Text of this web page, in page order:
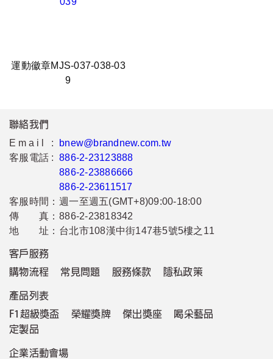
運動徽章MJS-037-038-03
9
聯絡我們
Email :
bnew@brandnew.com.tw
客服電話 : 886-2-23123888
886-2-23886666
886-2-23611517
客服時間： 週一至週五(GMT+8)09:00-18:00
傳 真： 886-2-23818342
地 址： 台北市108漢中街147巷5號5樓之11
客戶服務
購物流程
常見問題 服務條款 隱私政策
產品列表
F1超級獎盃
榮耀獎牌 傑出獎座
喝采藝品
定製品
企業活動會場